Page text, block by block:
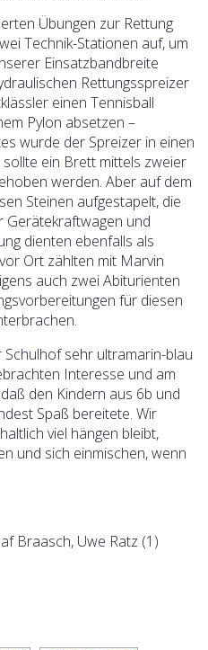
Übungen zur Rettung
Technik-Stationen auf, um
Einsatzbandbreite
Rettungsspreizer
einen Tennisball
Pylon absetzen –
wurde der Spreizer in einen
ein Brett mittels zweier
werden. Aber auf dem
Steinen aufgestapelt, die
Gerätekraftwagen und
dienten ebenfalls als
Ort zählten mit Marvin
auch zwei Abiturienten
für diesen
sehr ultramarin-blau
Interesse und am
den Kindern aus 6b und
Spaß bereitete. Wir
viel hängen bleibt,
und sich einmischen, wenn
Braasch, Uwe Ratz (1)